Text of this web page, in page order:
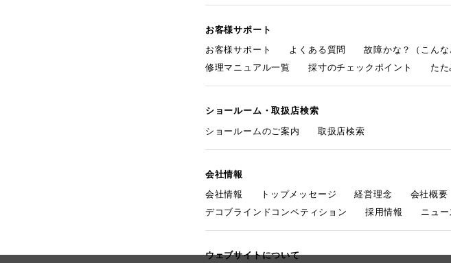
お客様サポート
お客様サポート
よくある質問 故障かな？（こんな
修理マニュアル一覧
採寸のチェックポイント た
ショールーム・取扱店検索
ショールームのご案内
取扱店検索
会社情報
会社情報
トップメッセージ 経営理念 会社概要
デコブラインドコンペティション
採用情報 ニュ
ウェブサイトについて